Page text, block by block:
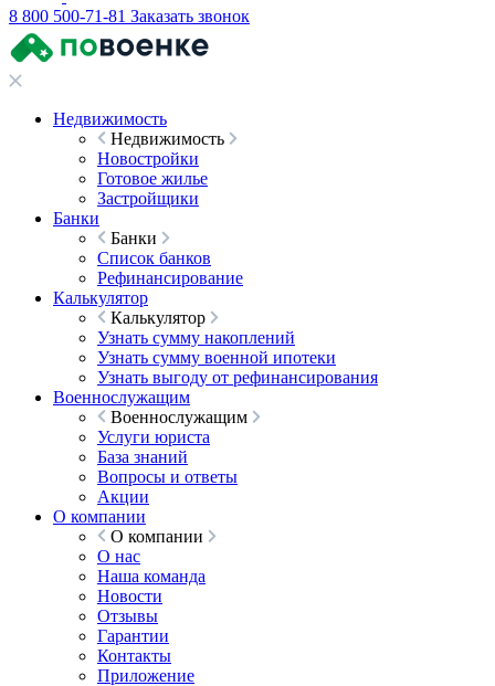
8 800 500-71-81 Заказать звонок
Недвижимость
Недвижимость
Новостройки
Готовое жилье
Застройщики
Банки
Банки
Список банков
Рефинансирование
Калькулятор
Калькулятор
Узнать сумму накоплений
Узнать сумму военной ипотеки
Узнать выгоду от рефинансирования
Военнослужащим
Военнослужащим
Услуги юриста
База знаний
Вопросы и ответы
Акции
О компании
О компании
О нас
Наша команда
Новости
Отзывы
Гарантии
Контакты
Приложение